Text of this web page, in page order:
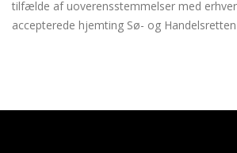
tilfælde af uoverensstemmelser med
accepterede hjemting Sø- og